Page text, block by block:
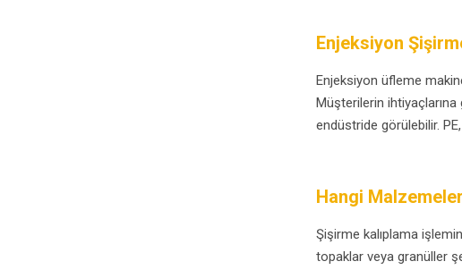
Enjeksiyon
Enjeksiyon üfleme
Müşterilerin
endüstride görülebilir.
Hangi
Şişirme kalıplama
topaklar veya granüller